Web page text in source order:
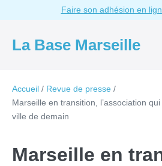
contenu
Faire son adhésion en
La Base Marseille
Accueil / Revue de presse /
Marseille en transition, l’association
ville de demain
Marseille en